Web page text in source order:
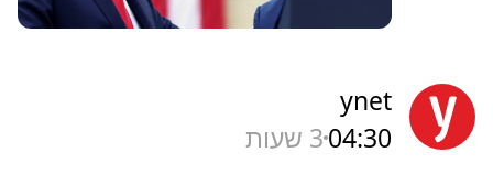
ynet
04:303 שעות